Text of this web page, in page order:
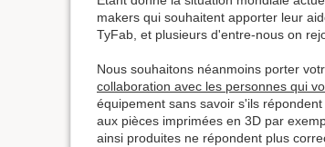
makers qui souhaitent apporter leur
TyFab, et plusieurs d'entre-nous on
Nous souhaitons néanmoins porter
collaboration avec les personnes qui
équipement sans savoir s'ils
aux pièces imprimées en 3D par
ainsi produites ne répondent plus